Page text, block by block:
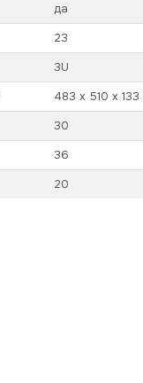
да
23
3U
483 х 510 х 133
30
36
20